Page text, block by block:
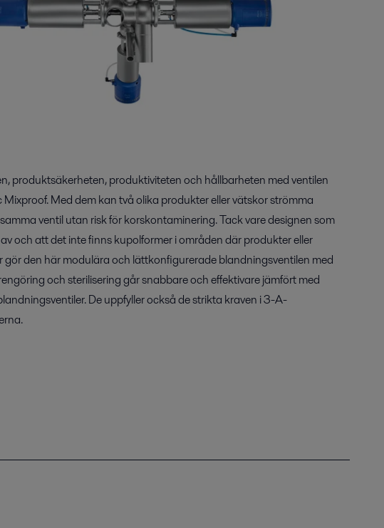
produktsäkerheten, produktiviteten och hållbarheten med ventilen
Mixproof. Med dem kan två olika produkter eller vätskor strömma
ventil utan risk för korskontaminering. Tack vare designen som
och att det inte finns kupolformer i områden där produkter eller
gör den här modulära och lättkonfigurerade blandningsventilen med
och sterilisering går snabbare och effektivare jämfört med
De uppfyller också de strikta kraven i 3-A-